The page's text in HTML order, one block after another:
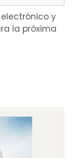
y
la próxima